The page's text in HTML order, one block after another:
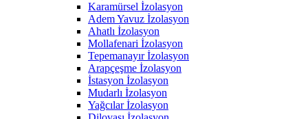
Karamürsel İzolasyon
Adem Yavuz İzolasyon
Ahatlı İzolasyon
Mollafenari İzolasyon
Tepemanayır İzolasyon
Arapçeşme İzolasyon
İstasyon İzolasyon
Mudarlı İzolasyon
Yağcılar İzolasyon